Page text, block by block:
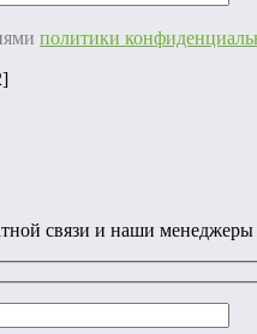
политики
связи и наши менеджеры